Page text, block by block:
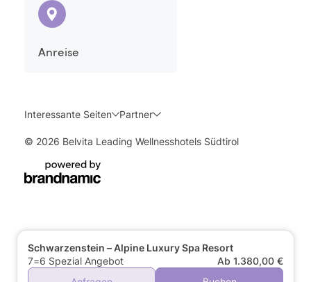
Schwarzenstein – Alpine Luxury Spa Resort
7=6 Spezial Angebot
Ab 1.380,00 €
Anreise
Interessante Seiten Partner
© 2026 Belvita Leading Wellnesshotels Südtirol